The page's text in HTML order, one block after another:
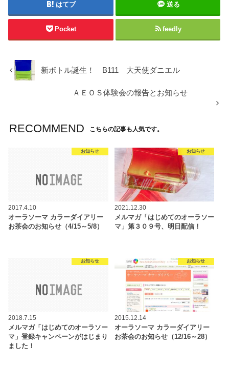
はてブ 送る
Pocket feedly
新ボトル誕生！ B111 大天使ダニエル
ＡＥＯＳ体験会の報告とお知らせ
RECOMMEND こちらの記事も人気です。
お知らせ
2017.4.10
オーラソーマ カラーダイアリー
お茶会のお知らせ（4/15～5/8）
お知らせ
2021.12.30
メルマガ「はじめてのオーラソー
マ」第３０９号、明日配信！
お知らせ
2018.7.15
メルマガ「はじめてのオーラソー
マ」登録キャンペーンがはじまり
ました！
お知らせ
2015.12.14
オーラソーマ カラーダイアリー
お茶会のお知らせ（12/16～28）